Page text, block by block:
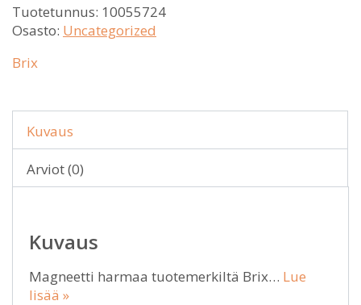
Tuotetunnus: 10055724
Osasto: Uncategorized
Brix
Kuvaus
Arviot (0)
Kuvaus
Magneetti harmaa tuotemerkiltä Brix… Lue
lisää »